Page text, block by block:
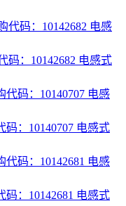
码：10142682 电感式
码：10140707 电感式
码：10142681 电感式